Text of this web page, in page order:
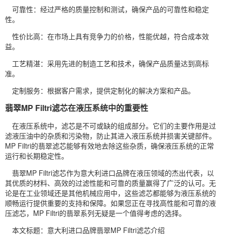
可靠性：经过严格的质量控制和测试，确保产品的可靠性和稳定
性。
性价比高：在市场上具有竞争力的价格，性能优越，符合成本效
益。
工艺精湛：采用先进的制造工艺和技术，确保产品质量达到高标
准。
定制服务：根据客户需求，提供定制化的解决方案和产品。
翡翠MP Filtri滤芯在液压系统中的重要性
在液压系统中，滤芯是不可或缺的组成部分。它们的主要作用是过
滤液压油中的杂质和污染物，防止其进入液压系统并损害关键部件。
MP Filtri的翡翠滤芯能够有效地去除这些杂质，确保液压系统的正常
运行和长期稳定性。
翡翠MP Filtri滤芯作为意大利进口品牌在液压领域的杰出代表，以
其优质的材料、高效的过滤性能和可靠的质量赢得了广泛的认可。无
论是在工业领域还是其他机械应用中，这些滤芯都能够为液压系统的
顺畅运行提供重要的支持和保障。如果您正在寻找高性能和可靠的液
压滤芯，MP Filtri的翡翠系列无疑是一个值得考虑的选择。
本文标题：意大利进口品牌翡翠MP Filtri滤芯介绍